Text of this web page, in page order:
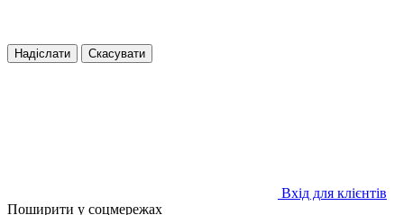
Надіслати Скасувати
Вхід для клієнтів
Поширити у соцмережах